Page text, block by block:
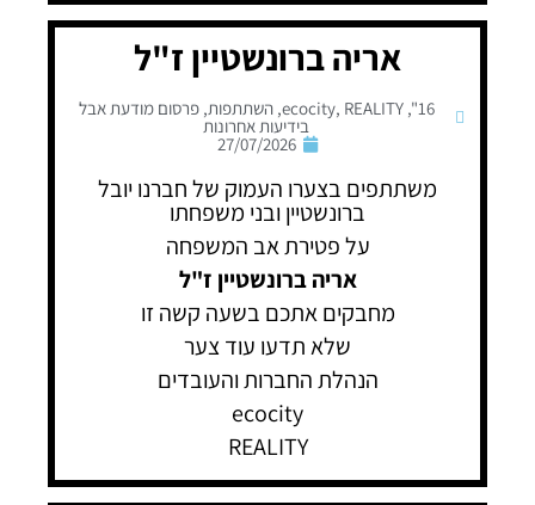
אריה ברונשטיין ז"ל
16"
,
ecocity, REALITY
,השתתפות,פרסום מודעת אבל
בידיעות אחרונות
27/07/2026
משתתפים בצערו העמוק של חברנו יובל
ברונשטיין ובני משפחתו
על פטירת אב המשפחה
אריה ברונשטיין ז"ל
מחבקים אתכם בשעה קשה זו
שלא תדעו עוד צער
הנהלת החברות והעובדים
ecocity
REALITY